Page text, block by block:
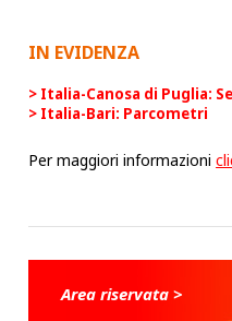
IN EVIDENZA
Italia-Canosa di Puglia:
Italia-Bari: Parcometri
Per maggiori informazioni
Area riservata >